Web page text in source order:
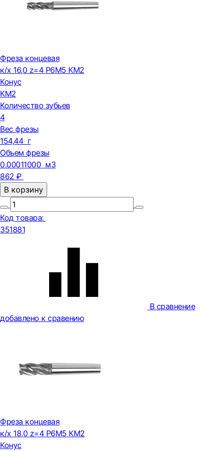
Фреза концевая
к/х 16,0 z=4 Р6М5 КМ2
Конус
КМ2
Количество зубьев
4
Вес фрезы
154,44 г
Объем фрезы
0.00011000 м3
862 ₽
В корзину
Код товара:
351881
В сравнение
добавлено к сравению
Фреза концевая
к/х 18,0 z=4 Р6М5 КМ2
Конус